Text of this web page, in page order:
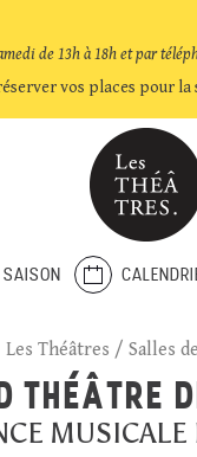
de 13h à 18h et par
vos places pour la
Les Théâtres / Salles
THÉÂTRE